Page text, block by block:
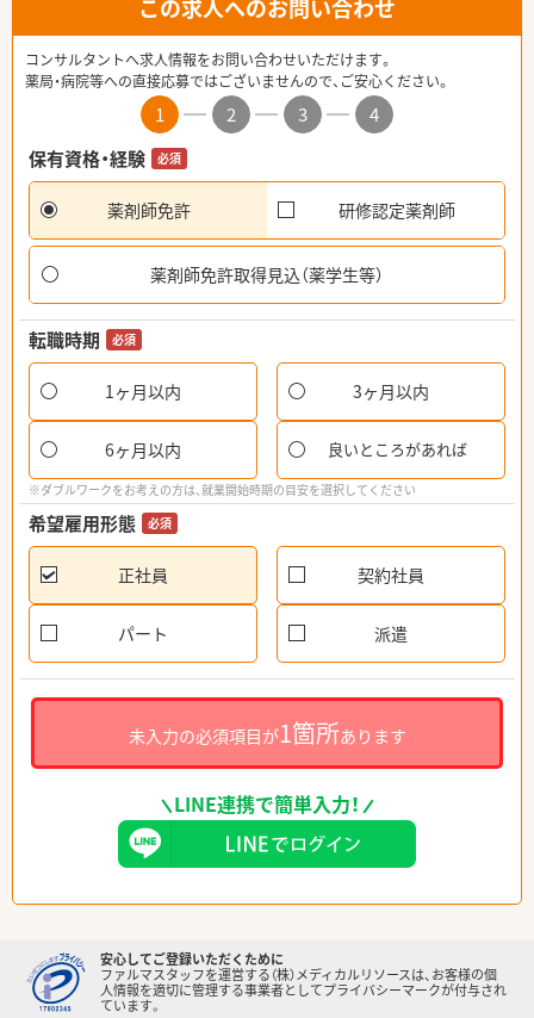
この求人へのお問い合わせ
コンサルタントへ求人情報をお問い合わせいただけます。
薬局・病院等への直接応募ではございませんので、ご安心ください。
1 2 3
4
保有資格・経験
必須
薬剤師免許 研修認定薬剤師
薬剤師免許取得見込（薬学生等）
転職時期 必須
1ヶ月以内 3ヶ月以内
6ヶ月以内 良いところがあれば
※ダブルワークをお考えの方は、就業開始時期の目安を選択してください
希望雇用形態 必須
正社員 契約社員
パート 派遣
未入力の必須項目が1箇所あります
LINE連携で簡単入力！
安心してご登録いただくために
ファルマスタッフを運営する（株）メディカルリソースは、お客様の個
人情報を適切に管理する事業者としてプライバシーマークが付与され
ています。